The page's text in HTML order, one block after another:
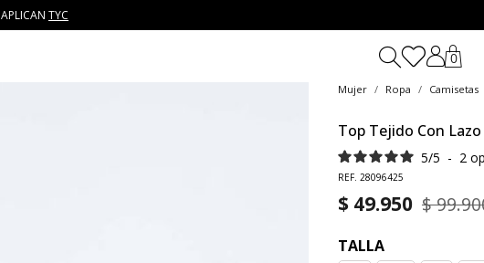
APLICAN TYC
0
Mujer Ropa Camisetas
Top Tejido Con
5/5 - 2
REF. 28096425
$ 49.950 $
TALLA